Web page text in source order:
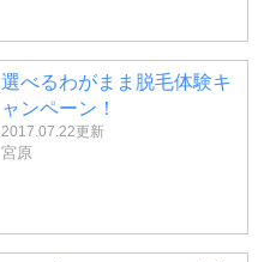
選べるわがまま脱毛体験キ
ャンペーン！
2017.07.22更新
宮原